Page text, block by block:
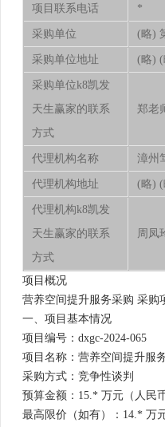
项目联系电话 *
采购单位 (略)
采购单位地址 (略)
采购单位k8凯发
天生赢家的联系
方式
郑老
代理机构名称 漳州
代理机构地址 (略) (
代理机构k8凯发
天生赢家的联系
方式
周凤
项目概况
营养空间提升服务采购 采购
一、项目基本情况
项目编号：dxgc-2024-065
项目名称：营养空间提升服
采购方式：竞争性谈判
预算金额：15.* 万元（人民币
最高限价（如有）：14.* 万